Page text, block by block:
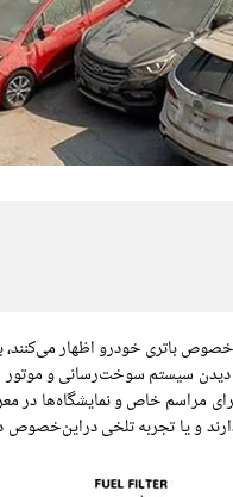
باتری خودرو اظهار می‌کنند،
سیستم سوخت‌رسانی و
مراسم خاص و نمایشگاه‌ها در
و یا تجربه تلخی دراین‌خصوص